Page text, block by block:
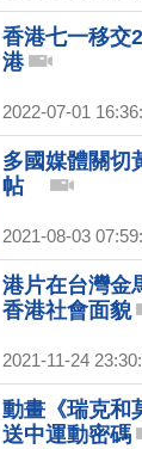
香港七一移交
港
2022-07-01
多國媒體關切
帖
2021-08-03
港片在台灣金
香港社會面貌
2021-11-24
動畫《瑞克和
送中運動密碼